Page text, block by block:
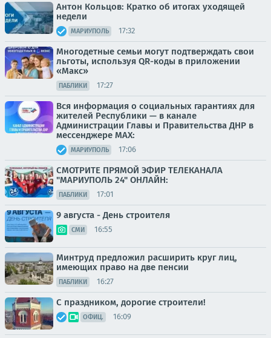
Антон Кольцов: Кратко об итогах уходящей
недели
МАРИУПОЛЬ 17:32
Многодетные семьи могут подтверждать свои
льготы, используя QR-коды в приложении
«Макс»
ПАБЛИКИ 17:27
Вся информация о социальных гарантиях для
жителей Республики — в канале
Администрации Главы и Правительства ДНР в
мессенджере MAX:
МАРИУПОЛЬ 17:06
СМОТРИТЕ ПРЯМОЙ ЭФИР ТЕЛЕКАНАЛА
"МАРИУПОЛЬ 24" ОНЛАЙН:
ПАБЛИКИ 17:01
9 августа - День строителя
СМИ 16:55
Минтруд предложил расширить круг лиц,
имеющих право на две пенсии
ПАБЛИКИ 16:27
С праздником, дорогие строители!
ОФИЦ. 16:09